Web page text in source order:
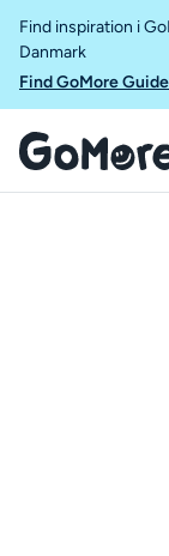
Find inspiration i
Danmark
Find GoMore